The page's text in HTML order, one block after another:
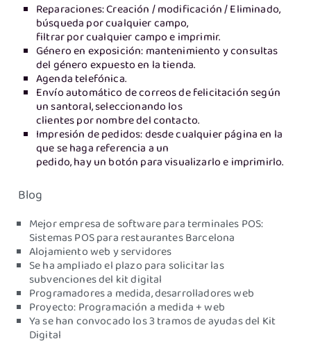
Reparaciones: Creación / modificación / Eliminado,
búsqueda por cualquier campo,
filtrar por cualquier campo e imprimir.
Género en exposición: mantenimiento y consultas
del género expuesto en la tienda.
Agenda telefónica.
Envío automático de correos de felicitación según
un santoral, seleccionando los
clientes por nombre del contacto.
Impresión de pedidos: desde cualquier página en la
que se haga referencia a un
pedido, hay un botón para visualizarlo e imprimirlo.
Blog
Mejor empresa de software para terminales POS:
Sistemas POS para restaurantes Barcelona
Alojamiento web y servidores
Se ha ampliado el plazo para solicitar las
subvenciones del kit digital
Programadores a medida, desarrolladores web
Proyecto: Programación a medida + web
Ya se han convocado los 3 tramos de ayudas del Kit
Digital